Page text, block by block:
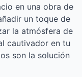
en una obra de
un toque de
la atmósfera de
cautivador en tu
son la solución